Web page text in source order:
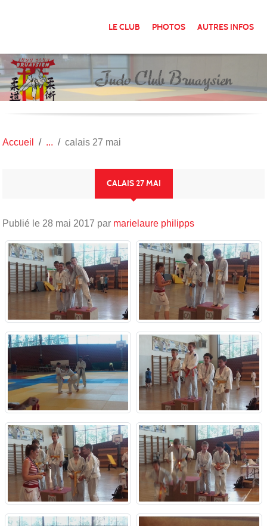
LE CLUB PHOTOS AUTRES INFOS
Accueil calais 27 mai
CALAIS 27 MAI
Publié le 28 mai 2017 par marielaure philipps